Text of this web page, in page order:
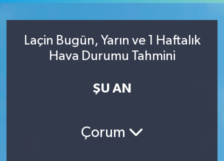
Laçin Bugün, Yarın ve 1 Haftalık
Hava Durumu Tahmini
ŞU AN
Çorum